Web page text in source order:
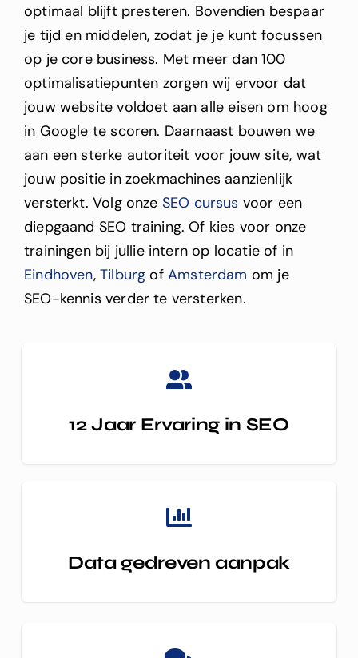
optimaal blijft presteren. Bovendien bespaar
je tijd en middelen, zodat je je kunt focussen
op je core business. Met meer dan 100
optimalisatiepunten zorgen wij ervoor dat
jouw website voldoet aan alle eisen om hoog
in Google te scoren. Daarnaast bouwen we
aan een sterke autoriteit voor jouw site, wat
jouw positie in zoekmachines aanzienlijk
versterkt. Volg onze SEO cursus voor een
diepgaand SEO training.Of kies voor onze
trainingen bij jullie intern op locatie of in
Eindhoven, Tilburg of Amsterdam om je
SEO-kennis verder te versterken.
12 Jaar Ervaring in SEO
Data gedreven aanpak